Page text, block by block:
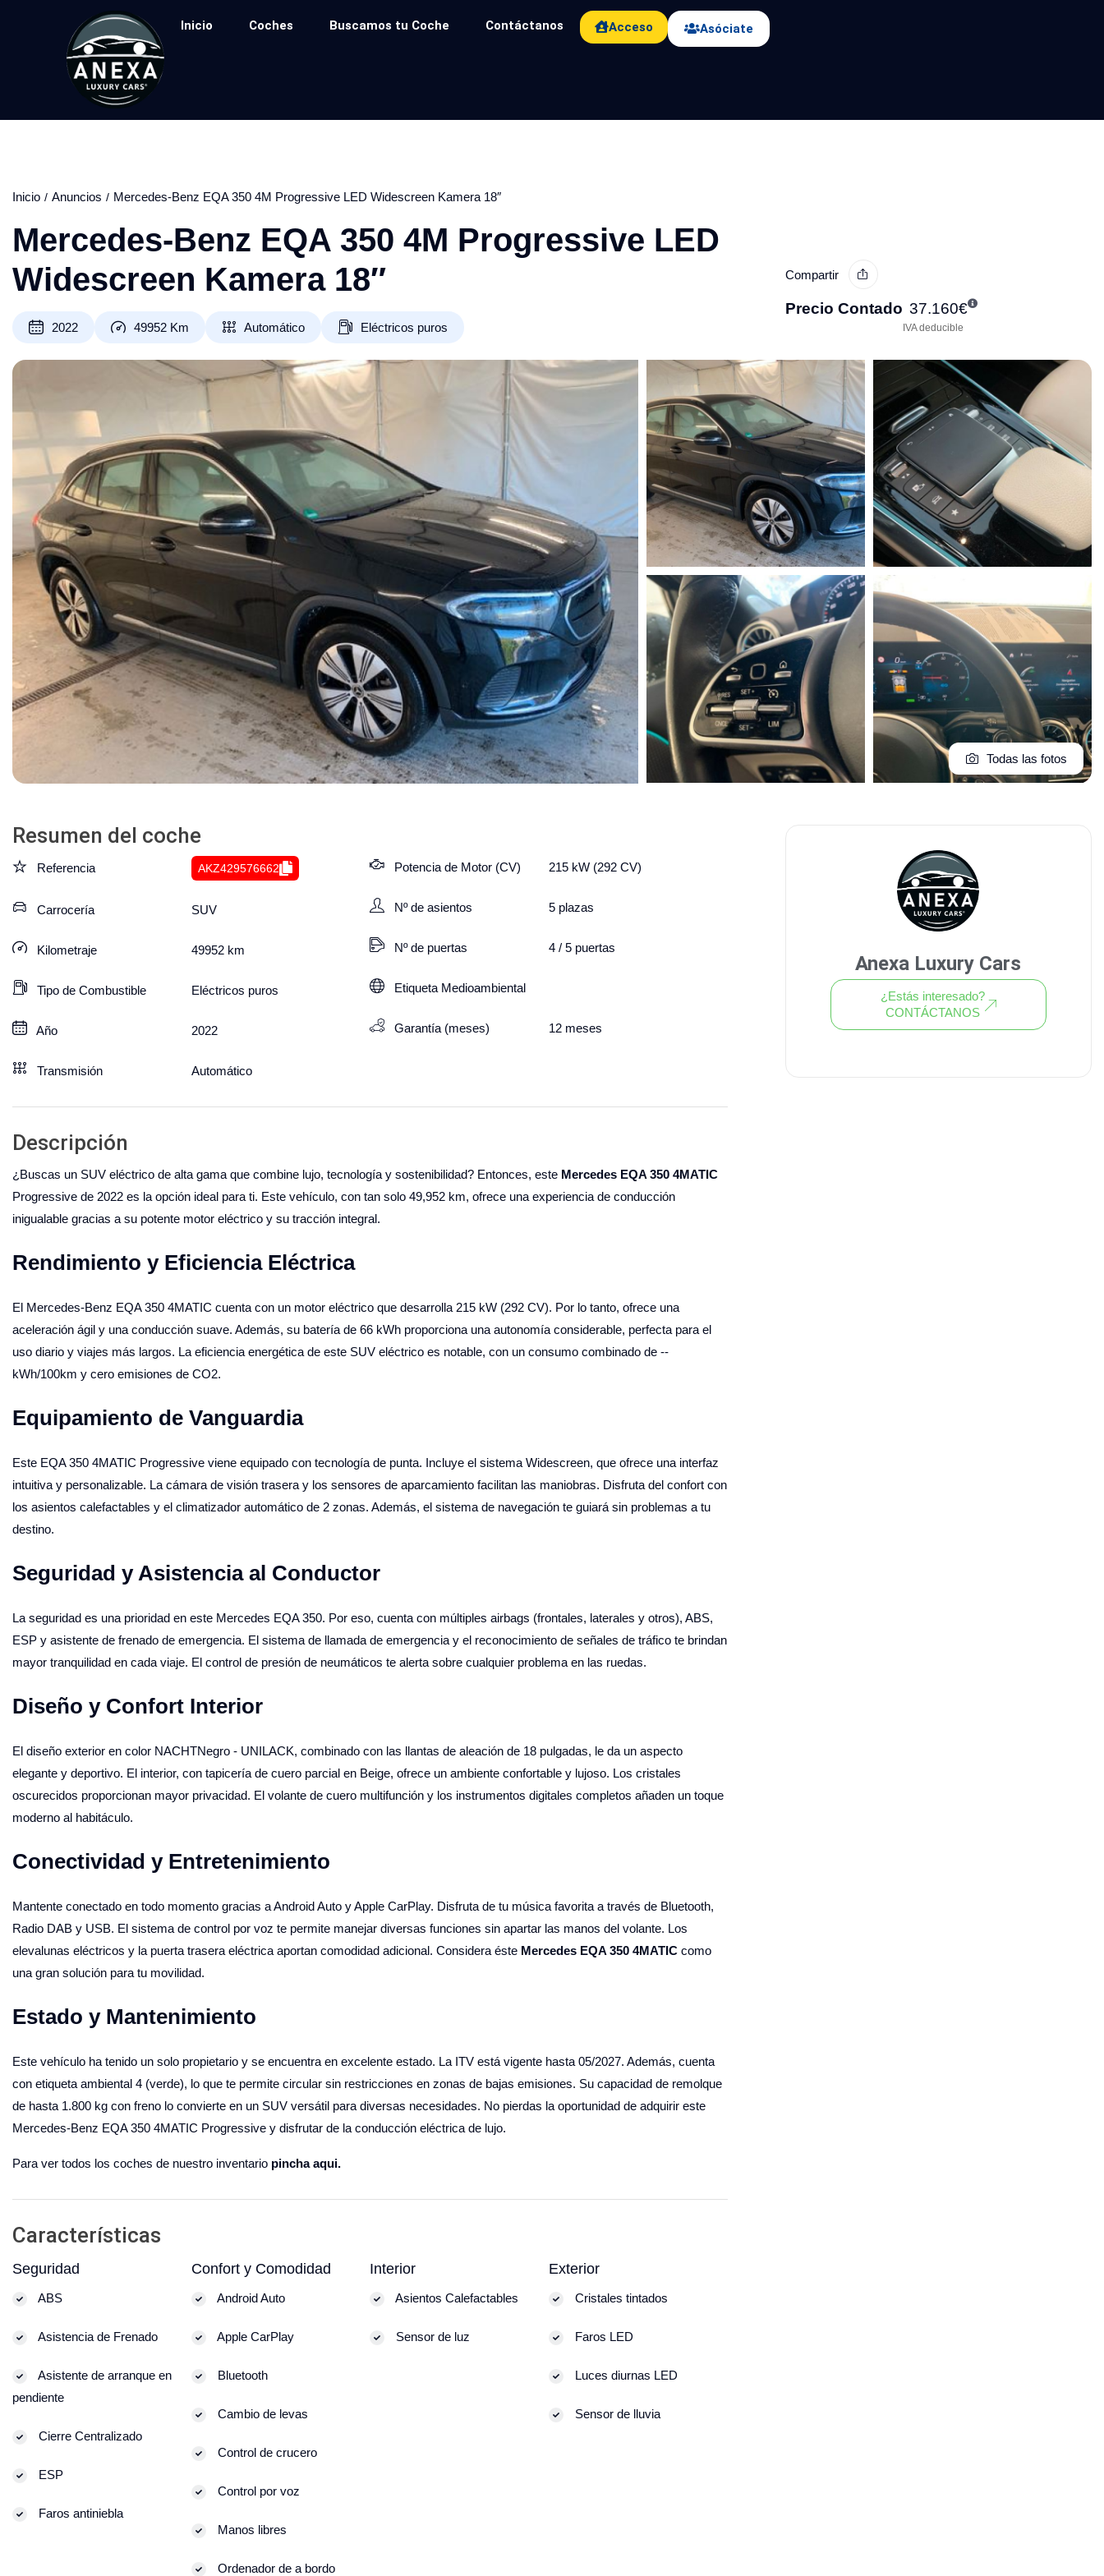
Inicio Coches Buscamos tu Coche Contáctanos Acceso Asóciate
Inicio Anuncios Mercedes-Benz EQA 350 4M Progressive LED Widescreen Kamera 18″
Mercedes-Benz EQA 350 4M Progressive LED
Widescreen Kamera 18″
2022 49952 Km Automático Eléctricos puros
Compartir
Precio Contado 37.160€
IVA deducible
Todas las fotos
Resumen del coche
Referencia AKZ429576662
Carrocería SUV
Kilometraje 49952 km
Tipo de Combustible Eléctricos puros
Año 2022
Transmisión Automático
Potencia de Motor (CV) 215 kW (292 CV)
Nº de asientos 5 plazas
Nº de puertas 4 / 5 puertas
Etiqueta Medioambiental
Garantía (meses) 12 meses
Descripción
¿Buscas un SUV eléctrico de alta gama que combine lujo, tecnología y sostenibilidad? Entonces, este Mercedes EQA 350 4MATIC
Progressive de 2022 es la opción ideal para ti. Este vehículo, con tan solo 49,952 km, ofrece una experiencia de conducción
inigualable gracias a su potente motor eléctrico y su tracción integral.
Rendimiento y Eficiencia Eléctrica
El Mercedes-Benz EQA 350 4MATIC cuenta con un motor eléctrico que desarrolla 215 kW (292 CV). Por lo tanto, ofrece una
aceleración ágil y una conducción suave. Además, su batería de 66 kWh proporciona una autonomía considerable, perfecta para el
uso diario y viajes más largos. La eficiencia energética de este SUV eléctrico es notable, con un consumo combinado de --
kWh/100km y cero emisiones de CO2.
Equipamiento de Vanguardia
Este EQA 350 4MATIC Progressive viene equipado con tecnología de punta. Incluye el sistema Widescreen, que ofrece una interfaz
intuitiva y personalizable. La cámara de visión trasera y los sensores de aparcamiento facilitan las maniobras. Disfruta del confort con
los asientos calefactables y el climatizador automático de 2 zonas. Además, el sistema de navegación te guiará sin problemas a tu
destino.
Seguridad y Asistencia al Conductor
La seguridad es una prioridad en este Mercedes EQA 350. Por eso, cuenta con múltiples airbags (frontales, laterales y otros), ABS,
ESP y asistente de frenado de emergencia. El sistema de llamada de emergencia y el reconocimiento de señales de tráfico te brindan
mayor tranquilidad en cada viaje. El control de presión de neumáticos te alerta sobre cualquier problema en las ruedas.
Diseño y Confort Interior
El diseño exterior en color NACHTNegro - UNILACK, combinado con las llantas de aleación de 18 pulgadas, le da un aspecto
elegante y deportivo. El interior, con tapicería de cuero parcial en Beige, ofrece un ambiente confortable y lujoso. Los cristales
oscurecidos proporcionan mayor privacidad. El volante de cuero multifunción y los instrumentos digitales completos añaden un toque
moderno al habitáculo.
Conectividad y Entretenimiento
Mantente conectado en todo momento gracias a Android Auto y Apple CarPlay. Disfruta de tu música favorita a través de Bluetooth,
Radio DAB y USB. El sistema de control por voz te permite manejar diversas funciones sin apartar las manos del volante. Los
elevalunas eléctricos y la puerta trasera eléctrica aportan comodidad adicional. Considera éste Mercedes EQA 350 4MATIC como
una gran solución para tu movilidad.
Estado y Mantenimiento
Este vehículo ha tenido un solo propietario y se encuentra en excelente estado. La ITV está vigente hasta 05/2027. Además, cuenta
con etiqueta ambiental 4 (verde), lo que te permite circular sin restricciones en zonas de bajas emisiones. Su capacidad de remolque
de hasta 1.800 kg con freno lo convierte en un SUV versátil para diversas necesidades. No pierdas la oportunidad de adquirir este
Mercedes-Benz EQA 350 4MATIC Progressive y disfrutar de la conducción eléctrica de lujo.
Para ver todos los coches de nuestro inventario pincha aqui.
Características
Seguridad
ABS
Asistencia de Frenado
Asistente de arranque en
pendiente
Cierre Centralizado
ESP
Faros antiniebla
Confort y Comodidad
Android Auto
Apple CarPlay
Bluetooth
Cambio de levas
Control de crucero
Control por voz
Manos libres
Ordenador de a bordo
Interior
Asientos Calefactables
Sensor de luz
Exterior
Cristales tintados
Faros LED
Luces diurnas LED
Sensor de lluvia
Anexa Luxury Cars
¿Estás interesado?
CONTÁCTANOS